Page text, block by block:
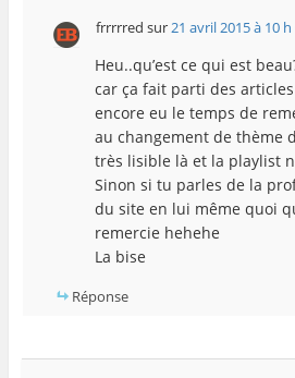
frrrrred sur21 avril 2015 à 10
Heu..qu’est ce qui est
car ça fait parti des articles
encore eu le temps de
au changement de thème
très lisible là et la playlist
Sinon si tu parles de la
du site en lui même quoi
remercie hehehe
La bise
Réponse